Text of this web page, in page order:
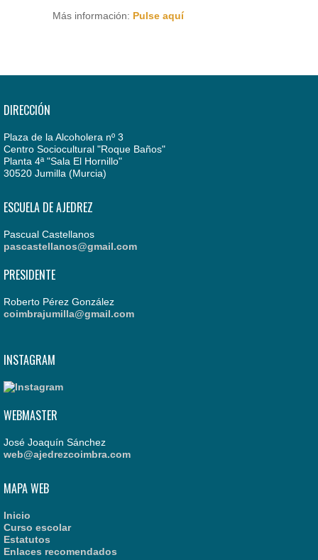
Más información: Pulse aquí
DIRECCIÓN
Plaza de la Alcoholera nº 3
Centro Sociocultural "Roque Baños"
Planta 4ª "Sala El Hornillo"
30520 Jumilla (Murcia)
ESCUELA DE AJEDREZ
Pascual Castellanos
pascastellanos@gmail.com
PRESIDENTE
Roberto Pérez González
coimbrajumilla@gmail.com
INSTAGRAM
WEBMASTER
José Joaquín Sánchez
web@ajedrezcoimbra.com
MAPA WEB
Inicio
Curso escolar
Estatutos
Enlaces recomendados